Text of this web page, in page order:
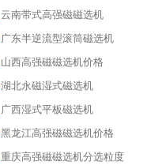
云南带式高强磁磁选机
广东半逆流型滚筒磁选机
山西高强磁磁选机价格
湖北永磁湿式磁选机
广西湿式平板磁选机
黑龙江高强磁磁选机价格
重庆高强磁磁选机分选粒度